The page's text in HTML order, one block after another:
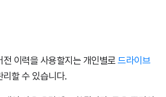
이력을 사용할지는 개인별로 드라이브
리할 수 있습니다.